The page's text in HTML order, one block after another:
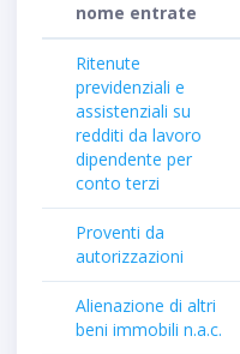
nome entrate
Ritenute
previdenziali e
assistenziali su
redditi da lavoro
dipendente per
conto terzi
Proventi da
autorizzazioni
Alienazione di altri
beni immobili n.a.c.